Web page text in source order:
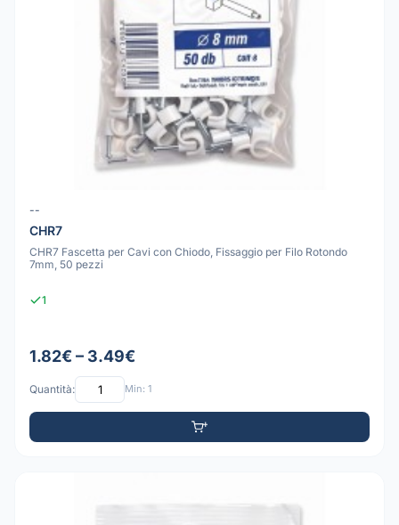
--
CHR7
CHR7 Fascetta per Cavi con Chiodo, Fissaggio per Filo Rotondo
7mm, 50 pezzi
1
1.82€ – 3.49€
Quantità: Min: 1